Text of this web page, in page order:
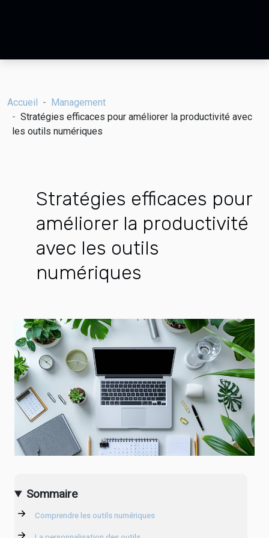
Accueil
Management
Stratégies efficaces pour améliorer la productivité avec
les outils numériques
Stratégies efficaces pour
améliorer la productivité
avec les outils
numériques
Sommaire
Comprendre les outils numériques